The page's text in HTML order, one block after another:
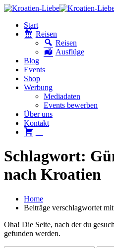
Start
Reisen
Reisen
Ausflüge
Blog
Events
Shop
Werbung
Mediadaten
Events bewerben
Über uns
Kontakt
Schlagwort:
nach Kroatien
Home
Beiträge verschlagwortet
Oha! Die Seite, nach der du
gefunden werden.